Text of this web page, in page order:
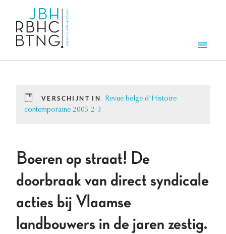
VERSCHIJNT IN
Revue belge d'Histoire
contemporaine 2005 2-3
Boeren op straat! De
doorbraak van direct syndicale
acties bij Vlaamse
landbouwers in de jaren zestig.